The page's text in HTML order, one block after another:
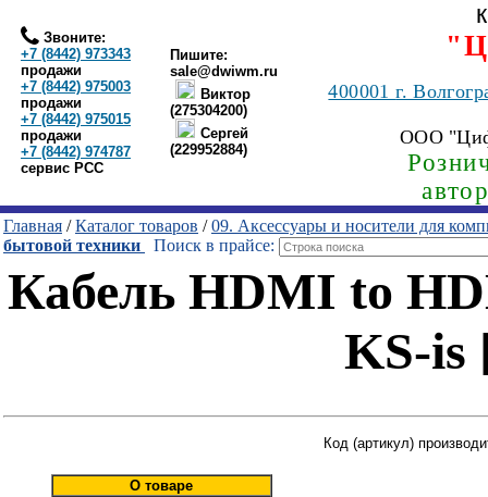
Звоните:
+7 (8442) 973343
продажи
+7 (8442) 975003
продажи
+7 (8442) 975015
продажи
+7 (8442) 974787
сервис РСС
Пишите:
sale@dwiwm.ru
Виктор
(275304200)
Сергей
(229952884)
400001г.
ООО
Главная /Каталог товаров /09. Аксессуары и носители для
бытовой техники
Поиск в прайсе:
Кабель HDMI to
KS-is
О товаре
Код (артикул)